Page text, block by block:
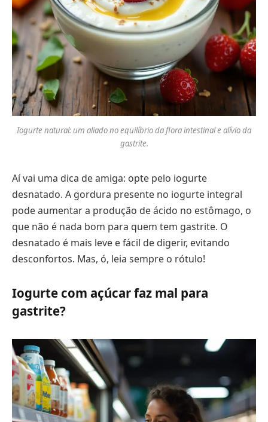
Iogurte natural: um aliado no equilíbrio da flora intestinal e alívio da
gastrite.
Aí vai uma dica de amiga: opte pelo iogurte
desnatado. A gordura presente no iogurte integral
pode aumentar a produção de ácido no estômago, o
que não é nada bom para quem tem gastrite. O
desnatado é mais leve e fácil de digerir, evitando
desconfortos. Mas, ó, leia sempre o rótulo!
Iogurte com açúcar faz mal para
gastrite?